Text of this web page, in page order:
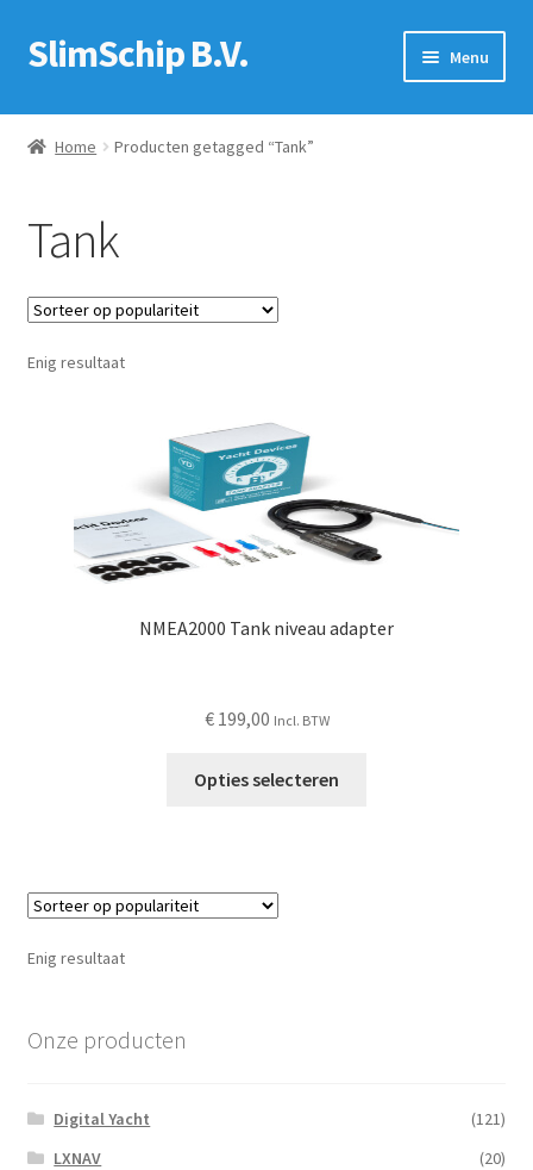
Ga
door
navigatie
Ga
naar
inhoud
SlimSchip B.V. Menu
Winkel
Dealers
SY Floki
Mijn account
Recht op retour
Home Producten getagged “Tank”
Tank
Enig resultaat
NMEA2000 Tank niveau adapter
€199,00 Incl. BTW
Opties selecteren
productpagina
Enig resultaat
Onze producten
Digital Yacht
(121)
LXNAV
(20)